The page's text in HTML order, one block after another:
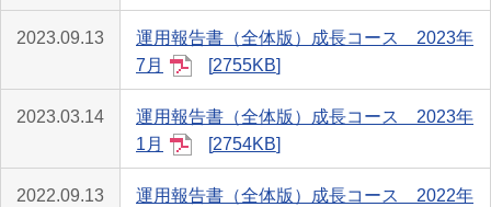
2023.09.13
運用報告書（全体版）成長コース 2023年
7月
2755KB
2023.03.14
運用報告書（全体版）成長コース 2023年
1月
2754KB
2022.09.13
運用報告書（全体版）成長コース 2022年